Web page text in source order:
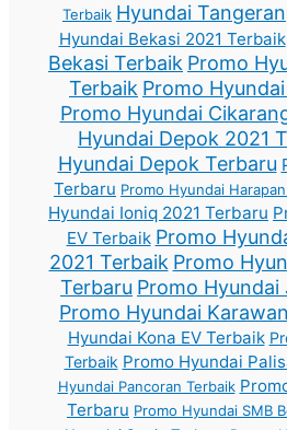
Terbaik Hyundai
Hyundai Bekasi 2021 Terbaik
Bekasi Terbaik Promo
Terbaik Promo
Promo Hyundai
Hyundai Depok 2021
Hyundai Depok Terbaru
Terbaru Promo Hyundai
Hyundai Ioniq 2021 Terbaru
EV Terbaik Promo
2021 Terbaik Promo
Terbaru Promo
Promo Hyundai
Hyundai Kona EV Terbaik
Terbaik Promo Hyundai
Hyundai Pancoran Terbaik
Terbaru Promo Hyundai SMB